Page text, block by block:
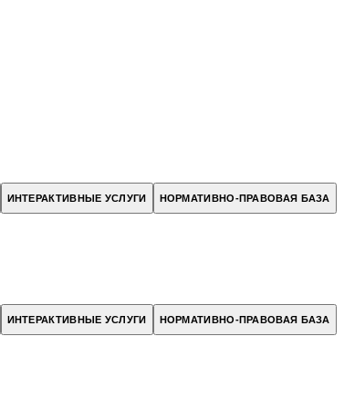
ИНТЕРАКТИВНЫЕ УСЛУГИ НОРМАТИВНО-ПРАВОВАЯ БАЗА
ИНТЕРАКТИВНЫЕ УСЛУГИ НОРМАТИВНО-ПРАВОВАЯ БАЗА